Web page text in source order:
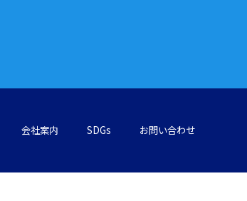
会社案内 SDGs お問い合わせ